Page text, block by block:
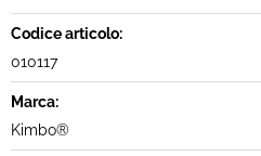
Codice articolo:
010117
Marca:
Kimbo®